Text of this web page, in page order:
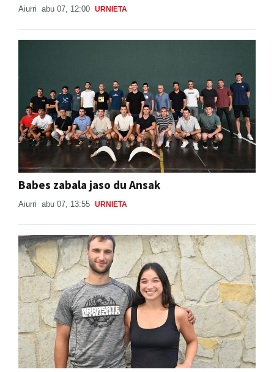
Aiurri abu 07, 12:00 URNIETA
Babes zabala jaso du Ansak
Aiurri abu 07, 13:55 URNIETA